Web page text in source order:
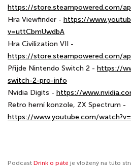
https://store.steampowered.com/
Hra Viewfinder - https://
v=uttCbmUwdbA
Hra Civilization VII -
https://store.steampowered.com/
Přijde Nintendo Switch 2 - https://
switch-2-pro-info
Nvidia Digits - https://
Retro herní konzole, ZX Spectrum -
https://www.youtube.com/
Podcast Drink o páté je vložený na túto